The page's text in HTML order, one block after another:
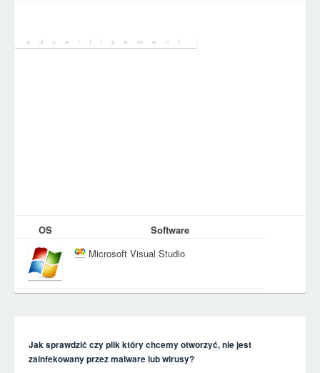
OS
Software
Microsoft Visual Studio
Jak sprawdzić czy plik który chcemy otworzyć, nie jest
zainfekowany przez malware lub wirusy?